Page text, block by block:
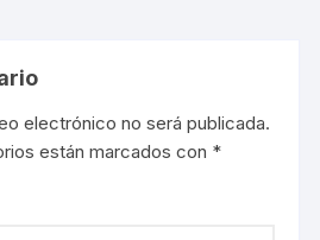
electrónico no será publicada.
están marcados con *